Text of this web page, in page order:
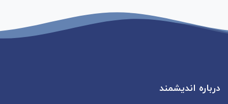
درباره اندیشمند